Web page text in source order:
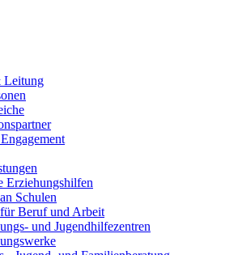
Leitung
Erziehungshilfen
Schulen
Beruf und Arbeit
und Jugendhilfezentren